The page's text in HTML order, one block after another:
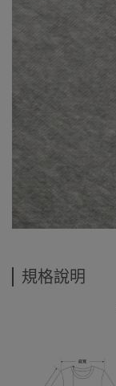
規格說明